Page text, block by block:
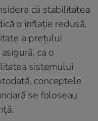
că stabilitatea
o inflație redusă,
a prețului
ca o
sistemului
conceptele
se foloseau